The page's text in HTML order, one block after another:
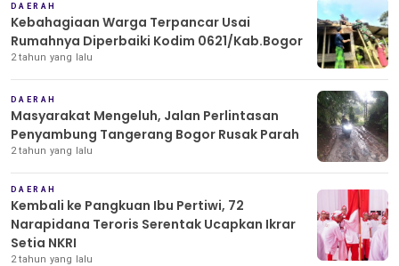
DAERAH
Kebahagiaan Warga Terpancar Usai
Rumahnya Diperbaiki Kodim 0621/Kab.Bogor
2 tahun yang lalu
DAERAH
Masyarakat Mengeluh, Jalan Perlintasan
Penyambung Tangerang Bogor Rusak Parah
2 tahun yang lalu
DAERAH
Kembali ke Pangkuan Ibu Pertiwi, 72
Narapidana Teroris Serentak Ucapkan Ikrar
Setia NKRI
2 tahun yang lalu